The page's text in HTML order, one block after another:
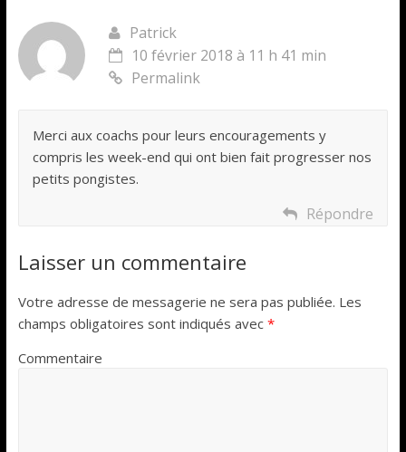
Patrick
10 février 2018 à 11 h 41 min
Permalink
Merci aux coachs pour leurs encouragements y
compris les week-end qui ont bien fait progresser nos
petits pongistes.
Répondre
Laisser un commentaire
Votre adresse de messagerie ne sera pas publiée. Les
champs obligatoires sont indiqués avec *
Commentaire